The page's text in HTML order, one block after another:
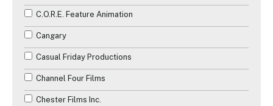
C.O.R.E. Feature Animation
Cangary
Casual Friday Productions
Channel Four Films
Chester Films Inc.